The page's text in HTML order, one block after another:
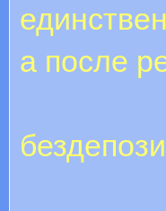
а после